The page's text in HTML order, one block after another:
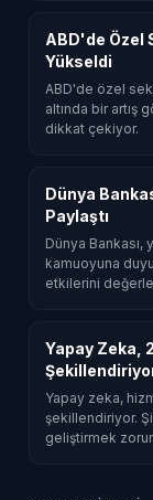
ABD'de Özel
Yükseldi
ABD'de özel
altında bir artış
dikkat çekiyor.
Dünya
Paylaştı
Dünya Bankası,
kamuoyuna
etkilerini
Yapay Zeka,
Yapay zeka,
şekillendiriyor.
geliştirmek